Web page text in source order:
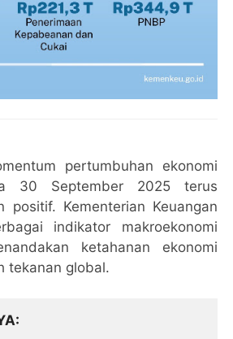
pertumbuhan ekonomi
30 September 2025 terus
positif. Kementerian Keuangan
indikator makroekonomi
ketahanan ekonomi
tekanan global.